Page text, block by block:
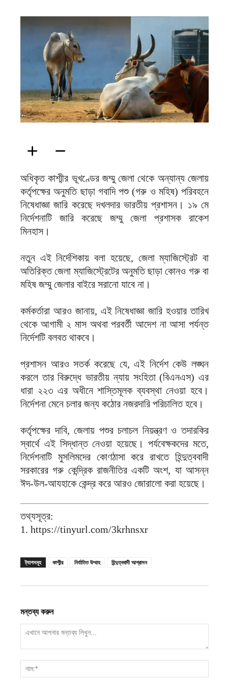
অধিকৃত কাশ্মীর ভূখণ্ডের জম্মু জেলা থেকে অন্যান্য জেলায়
কর্তৃপক্ষের অনুমতি ছাড়া গবাদি পশু (গরু ও মহিষ) পরিবহনে
নিষেধাজ্ঞা জারি করেছে দখলদার ভারতীয় প্রশাসন। ১৯ মে
নির্দেশনাটি জারি করেছে জম্মু জেলা প্রশাসক রাকেশ
মিনহাস।
নতুন এই নির্দেশিকায় বলা হয়েছে, জেলা ম্যাজিস্ট্রেট বা
অতিরিক্ত জেলা ম্যাজিস্ট্রেটের অনুমতি ছাড়া কোনও গরু বা
মহিষ জম্মু জেলার বাইরে সরানো যাবে না।
কর্মকর্তারা আরও জানায়, এই নিষেধাজ্ঞা জারি হওয়ার তারিখ
থেকে আগামী ২ মাস অথবা পরবর্তী আদেশ না আসা পর্যন্ত
নির্দেশটি বলবত থাকবে।
প্রশাসন আরও সতর্ক করেছে যে, এই নির্দেশ কেউ লঙ্ঘন
করলে তার বিরুদ্ধে ভারতীয় ন্যায় সংহিতা (বিএনএস) এর
ধারা ২২৩ এর অধীনে শাস্তিমূলক ব্যবস্থা নেওয়া হবে।
নির্দেশনা মেনে চলার জন্য কঠোর নজরদারি পরিচালিত হবে।
কর্তৃপক্ষের দাবি, জেলায় পশুর চলাচল নিয়ন্ত্রণ ও তদারকির
স্বার্থে এই সিদ্ধান্ত নেওয়া হয়েছে। পর্যবেক্ষকদের মতে,
নির্দেশনাটি মুসলিমদের কোণঠাসা করে রাখতে হিন্দুত্ববাদী
সরকারের গরু কেন্দ্রিক রাজনীতির একটি অংশ, যা আসন্ন
ঈদ-উল-আযহাকে কেন্দ্র করে আরও জোরালো করা হয়েছে।
তথ্যসূত্র:
1. https://tinyurl.com/3krhnsxr
ট্যাগসমূহ কাশ্মীর নির্যাতিত উম্মাহ হিন্দুত্ববাদী আগ্রাসন
মন্তব্য করুন